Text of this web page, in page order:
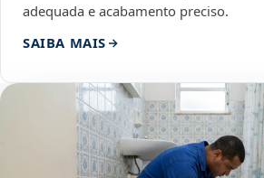
adequada e acabamento preciso.
SAIBA MAIS